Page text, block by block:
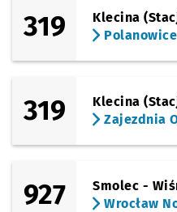
319
Klecina
Polanowice
319
Klecina
Zajezdnia
927
Smolec -
Wrocław